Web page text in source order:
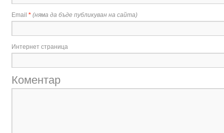
Email * (няма да бъде публикуван на сайта)
Интернет страница
Коментар